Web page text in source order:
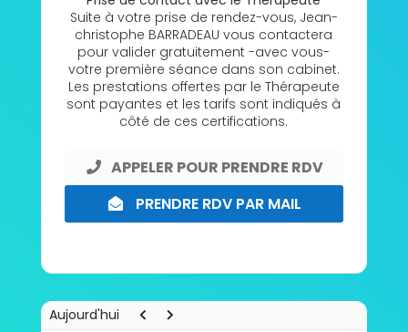
Suite à votre prise de rendez-vous, Jean-
christophe BARRADEAU vous contactera
pour valider gratuitement -avec vous-
votre première séance dans son cabinet.
Les prestations offertes par le Thérapeute
sont payantes et les tarifs sont indiqués à
côté de ces certifications.
APPELER POUR PRENDRE RDV
PRENDRE RDV PAR MAIL
Aujourd'hui